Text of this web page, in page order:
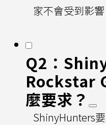
家不會受到影響
Q2：
Rockstar
麼要求？
ShinyHunters